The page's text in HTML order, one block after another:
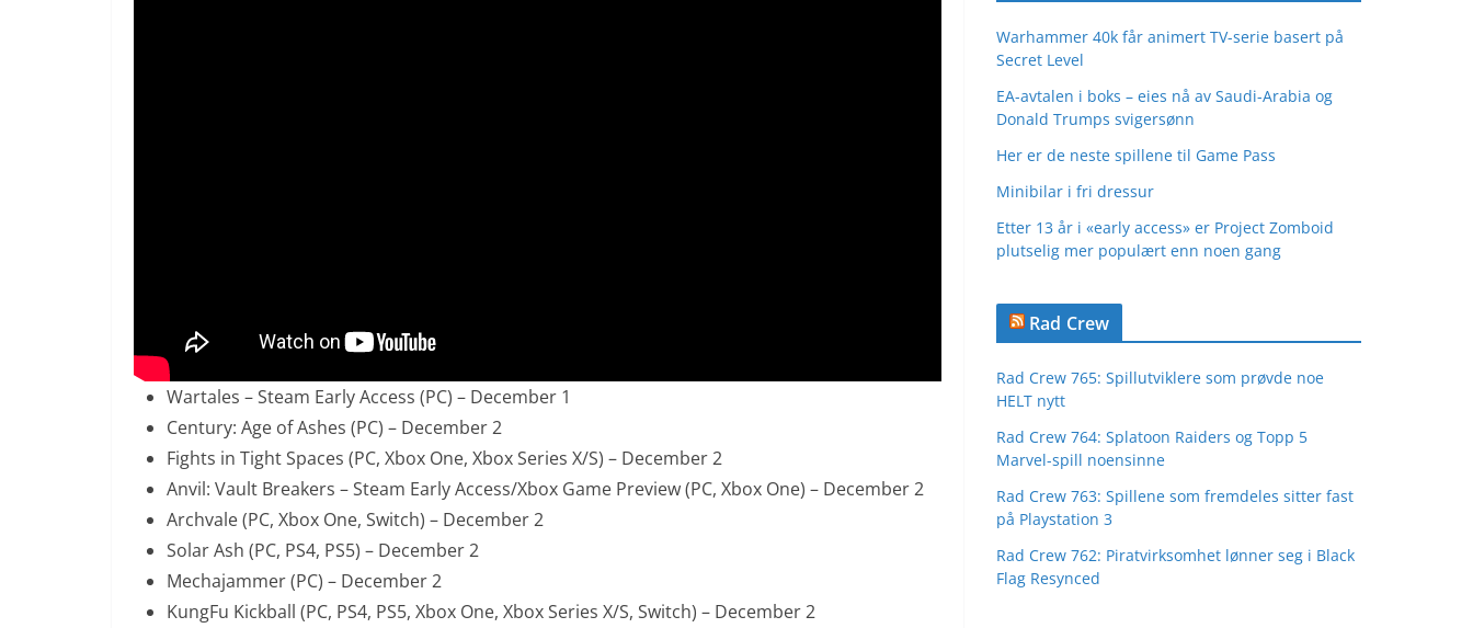
Wartales – Steam Early Access (PC) – December 1
Century: Age of Ashes (PC) – December 2
Fights in Tight Spaces (PC, Xbox One, Xbox Series X/S) – December 2
Anvil: Vault Breakers – Steam Early Access/Xbox Game Preview (PC, Xbox One) – December 2
Archvale (PC, Xbox One, Switch) – December 2
Solar Ash (PC, PS4, PS5) – December 2
Mechajammer (PC) – December 2
KungFu Kickball (PC, PS4, PS5, Xbox One, Xbox Series X/S, Switch) – December 2
Warhammer 40k får animert TV-serie basert på
Secret Level
EA-avtalen i boks – eies nå av Saudi-Arabia og
Donald Trumps svigersønn
Her er de neste spillene til Game Pass
Minibilar i fri dressur
Etter 13 år i «early access» er Project Zomboid
plutselig mer populært enn noen gang
Rad Crew
Rad Crew 765: Spillutviklere som prøvde noe
HELT nytt
Rad Crew 764: Splatoon Raiders og Topp 5
Marvel-spill noensinne
Rad Crew 763: Spillene som fremdeles sitter fast
på Playstation 3
Rad Crew 762: Piratvirksomhet lønner seg i Black
Flag Resynced